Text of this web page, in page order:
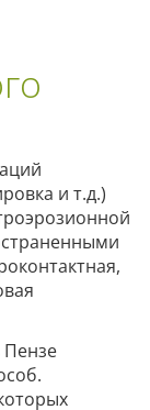
и т.д.)
Пензе